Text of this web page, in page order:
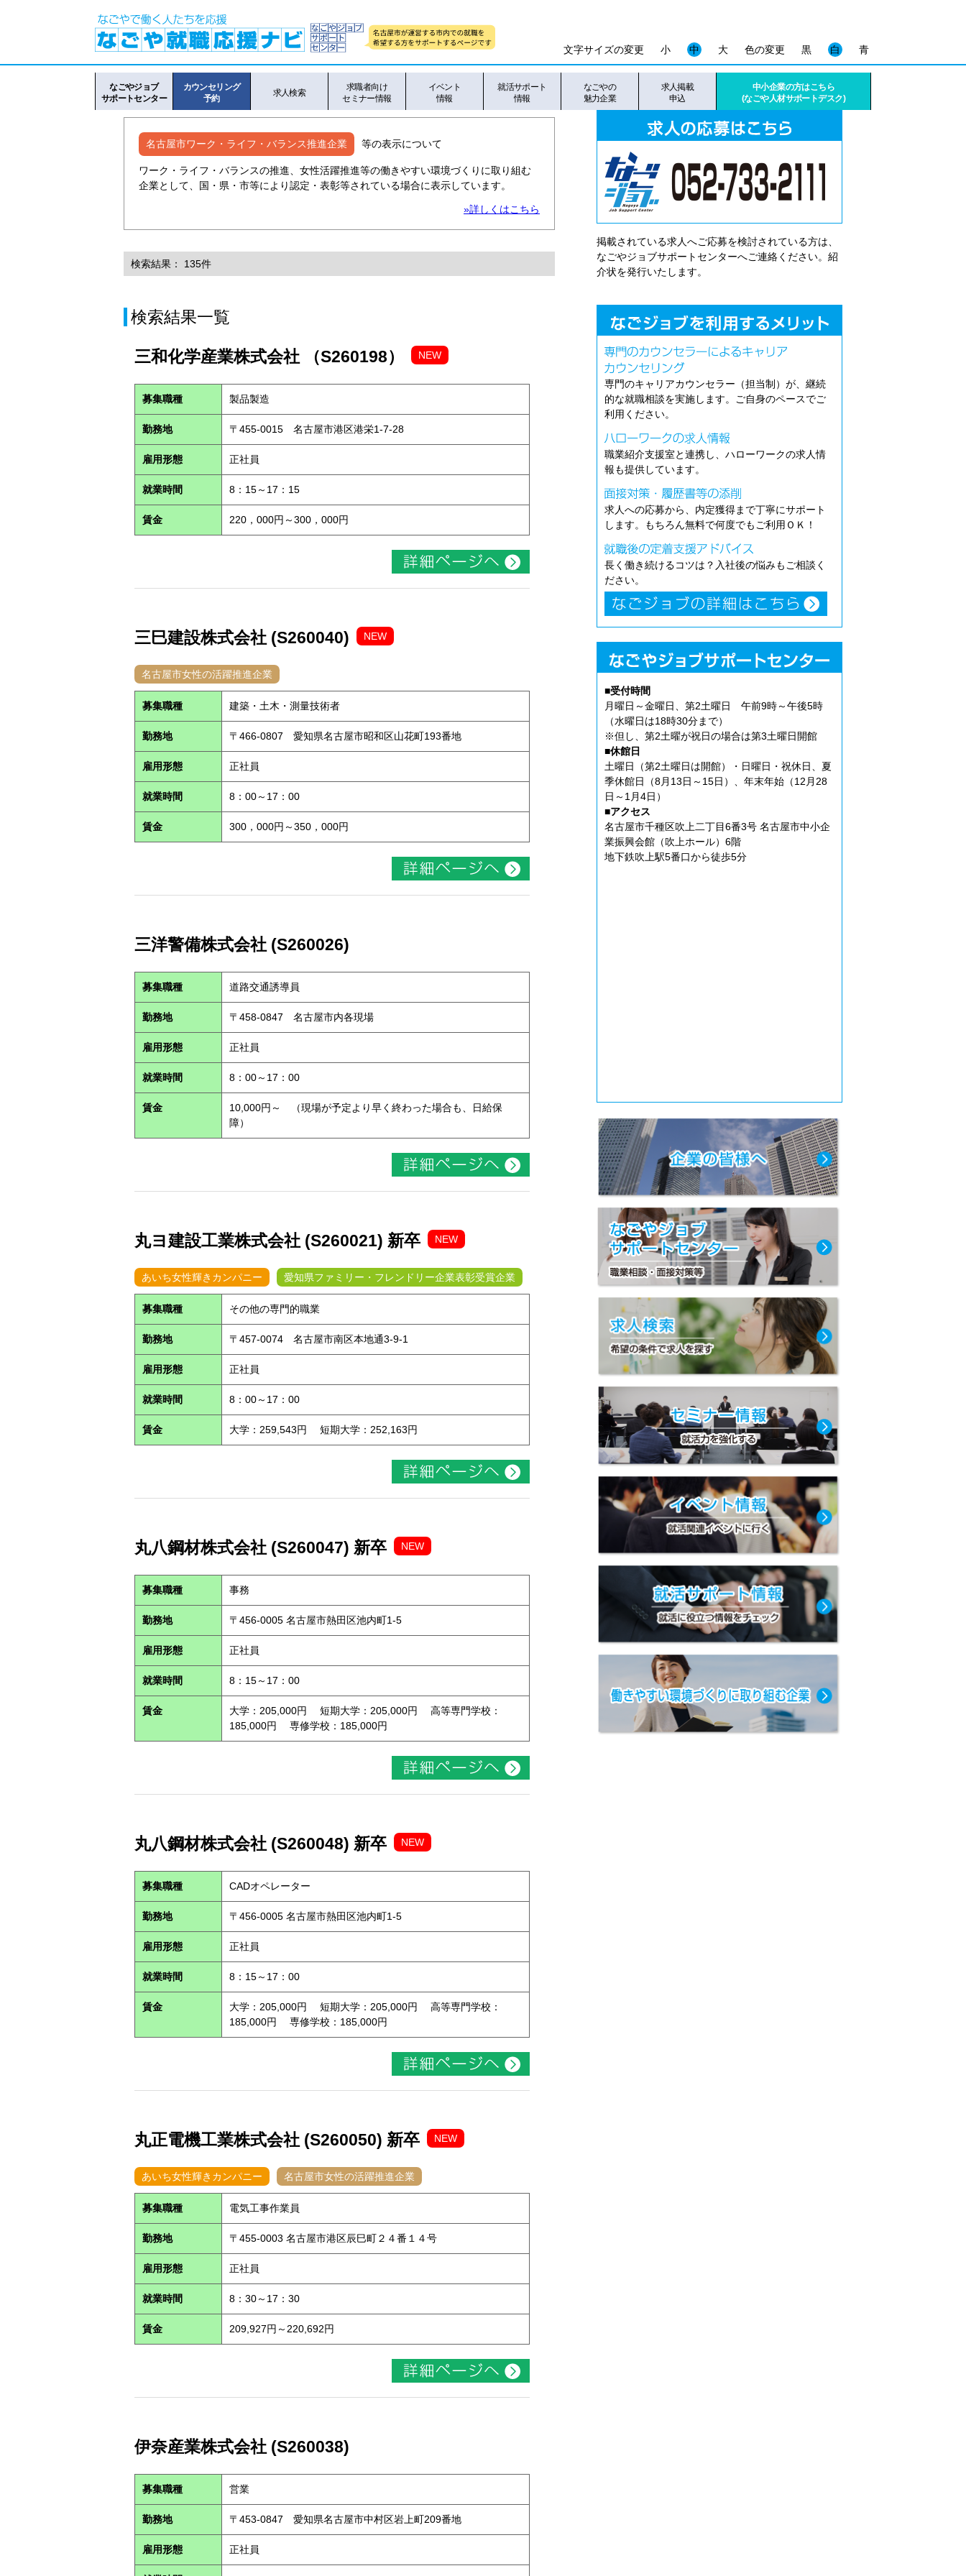
色の変更 黒 白 青
文字サイズの変更 小 中 大
なごやジョブ
サポートセンター
カウンセリング
予約
求人検索
求職者向け
セミナー情報
イベント
情報
就活サポート
情報
なごやの
魅力企業
求人掲載
申込
中小企業の方はこちら
(なごや人材サポートデスク)
名古屋市ワーク・ライフ・バランス推進企業 等の表示について
ワーク・ライフ・バランスの推進、女性活躍推進等の働きやすい環境づくりに取り組む
企業として、国・県・市等により認定・表彰等されている場合に表示しています。
»詳しくはこちら
検索結果： 135件
検索結果一覧
三和化学産業株式会社 （S260198） NEW
募集職種 製品製造
勤務地 〒455-0015 名古屋市港区港栄1-7-28
雇用形態 正社員
就業時間 8：15～17：15
賃金 220，000円～300，000円
三巳建設株式会社 (S260040) NEW
名古屋市女性の活躍推進企業
募集職種 建築・土木・測量技術者
勤務地 〒466-0807 愛知県名古屋市昭和区山花町193番地
雇用形態 正社員
就業時間 8：00～17：00
賃金 300，000円～350，000円
三洋警備株式会社 (S260026)
募集職種 道路交通誘導員
勤務地 〒458-0847 名古屋市内各現場
雇用形態 正社員
就業時間 8：00～17：00
賃金
10,000円～ （現場が予定より早く終わった場合も、日給保
障）
丸ヨ建設工業株式会社 (S260021) 新卒 NEW
あいち女性輝きカンパニー 愛知県ファミリー・フレンドリー企業表彰受賞企業
募集職種 その他の専門的職業
勤務地 〒457-0074 名古屋市南区本地通3-9-1
雇用形態 正社員
就業時間 8：00～17：00
賃金 大学：259,543円 短期大学：252,163円
丸八鋼材株式会社 (S260047) 新卒 NEW
募集職種 事務
勤務地 〒456-0005 名古屋市熱田区池内町1-5
雇用形態 正社員
就業時間 8：15～17：00
賃金
大学：205,000円 短期大学：205,000円 高等専門学校：
185,000円 専修学校：185,000円
丸八鋼材株式会社 (S260048) 新卒 NEW
募集職種 CADオペレーター
勤務地 〒456-0005 名古屋市熱田区池内町1-5
雇用形態 正社員
就業時間 8：15～17：00
賃金
大学：205,000円 短期大学：205,000円 高等専門学校：
185,000円 専修学校：185,000円
丸正電機工業株式会社 (S260050) 新卒 NEW
あいち女性輝きカンパニー 名古屋市女性の活躍推進企業
募集職種 電気工事作業員
勤務地 〒455-0003 名古屋市港区辰巳町２４番１４号
雇用形態 正社員
就業時間 8：30～17：30
賃金 209,927円～220,692円
伊奈産業株式会社 (S260038)
募集職種 営業
勤務地 〒453-0847 愛知県名古屋市中村区岩上町209番地
雇用形態 正社員
掲載されている求人へご応募を検討されている方は、
なごやジョブサポートセンターへご連絡ください。紹
介状を発行いたします。
専門のキャリアカウンセラー（担当制）が、継続
的な就職相談を実施します。ご自身のペースでご
利用ください。
職業紹介支援室と連携し、ハローワークの求人情
報も提供しています。
求人への応募から、内定獲得まで丁寧にサポート
します。もちろん無料で何度でもご利用ＯＫ！
長く働き続けるコツは？入社後の悩みもご相談く
ださい。
■受付時間
月曜日～金曜日、第2土曜日 午前9時～午後5時
（水曜日は18時30分まで）
※但し、第2土曜が祝日の場合は第3土曜日開館
■休館日
土曜日（第2土曜日は開館）・日曜日・祝休日、夏
季休館日（8月13日～15日）、年末年始（12月28
日～1月4日）
■アクセス
名古屋市千種区吹上二丁目6番3号 名古屋市中小企
業振興会館（吹上ホール）6階
地下鉄吹上駅5番口から徒歩5分